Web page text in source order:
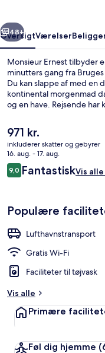
Næste
48+
OversigtVærelser
Monsieur Ernest tilbyder
minutters gang fra
Du kan slappe af med en
kontinental morgenmad
og en have. Rejsende
Den
nuværende
pris
er
971 kr.
971 kr.
inkluderer skatter og gebyrer
16. aug. - 17. aug.
Anmeldelser
9,09,0 ud af 10.
FantastiskVis
Populære
Lufthavnstransport
Gratis Wi-Fi
Faciliteter til tøjvask
Vis alle
Primære
Føl dig hjemme